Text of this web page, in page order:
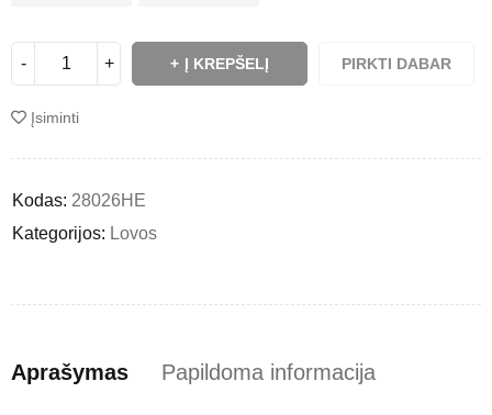
Į KREPŠELĮ PIRKTI DABAR
Įsiminti
Kodas: 28026HE
Kategorijos: Lovos
Aprašymas Papildoma informacija